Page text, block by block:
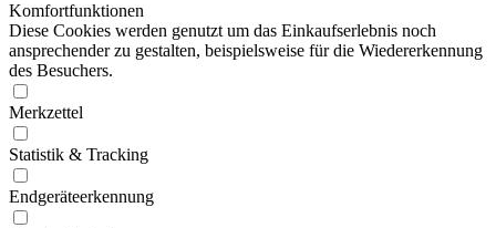
Komfortfunktionen
Diese Cookies werden genutzt um das Einkaufserlebnis noch
ansprechender zu gestalten, beispielsweise für die Wiedererkennung
des Besuchers.
Merkzettel
Statistik & Tracking
Endgeräteerkennung